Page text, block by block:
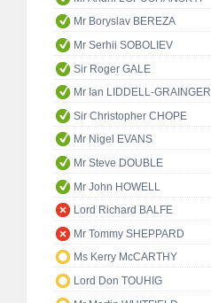
Mr Boryslav BEREZA
Mr Serhii SOBOLIEV
Sir Roger GALE
Mr Ian LIDDELL-GRAINGER
Sir Christopher CHOPE
Mr Nigel EVANS
Mr Steve DOUBLE
Mr John HOWELL
Lord Richard BALFE
Mr Tommy SHEPPARD
Ms Kerry McCARTHY
Lord Don TOUHIG